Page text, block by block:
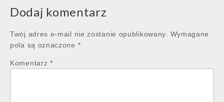
Dodaj komentarz
Twój adres e-mail nie zostanie opublikowany.
Wymagane
pola są oznaczone *
Komentarz *